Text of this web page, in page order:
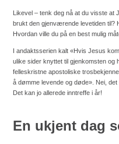
Likevel – tenk deg nå at du visste at
brukt den gjenværende levetiden til?
Hvordan ville du på en best mulig
I andaktsserien kalt «Hvis Jesus
ulike sider knyttet til gjenkomsten og
felleskristne apostoliske
å dømme levende og døde». Nei,
Det kan jo allerede inntreffe i år!
En ukjent dag